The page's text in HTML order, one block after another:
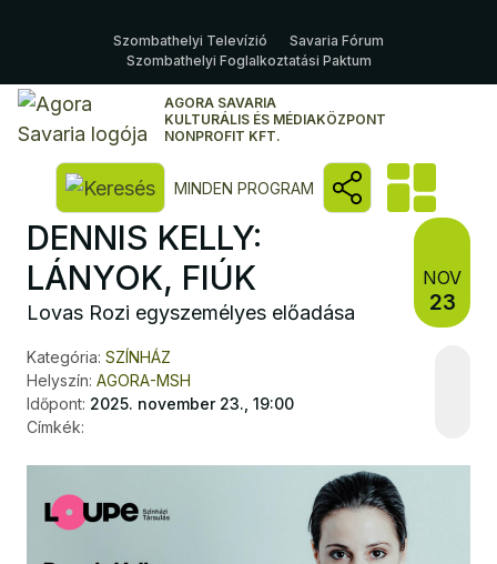
Szombathelyi Televízió
Savaria Fórum
Szombathelyi Foglalkoztatási Paktum
AGORA SAVARIA
KULTURÁLIS ÉS MÉDIAKÖZPONT
NONPROFIT KFT.
Kereső megnyitása
MINDEN PROGRAM
DENNIS KELLY:
LÁNYOK, FIÚK
Lovas Rozi egyszemélyes előadása
NOV
23
Kategória: SZÍNHÁZ
Helyszín: AGORA-MSH
Időpont: 2025. november 23., 19:00
Címkék: